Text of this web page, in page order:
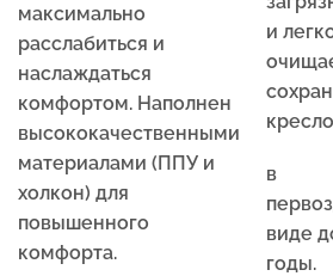
максимально
расслабиться и
наслаждаться
комфортом. Наполнен
высококачественными
материалами (ППУ и
холкон) для
повышенного
комфорта.
и
кресло
в
виде
годы.